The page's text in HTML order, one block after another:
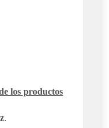
los productos
.